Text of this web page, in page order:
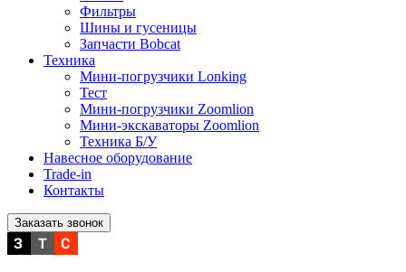
Фильтры
Шины и гусеницы
Запчасти Bobcat
Техника
Мини-погрузчики Lonking
Тест
Мини-погрузчики Zoomlion
Мини-экскаваторы Zoomlion
Техника Б/У
Навесное оборудование
Trade-in
Контакты
Заказать звонок